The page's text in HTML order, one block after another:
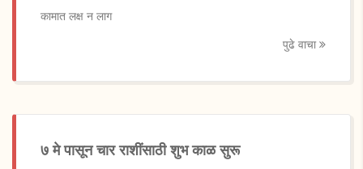
कामात लक्ष न लाग
पुढे वाचा
७ मे पासून चार राशींसाठी शुभ काळ सुरू